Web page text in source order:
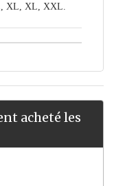
XL, XL, XXL.
acheté les